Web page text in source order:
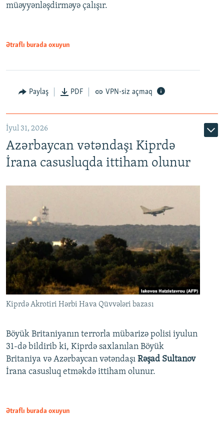
müəyyənləşdirməyə çalışır.
Ətraflı burada oxuyun
Paylaş PDF VPN-siz açmaq
İyul 31, 2026
Azərbaycan vətəndaşı Kiprdə
İrana casusluqda ittiham olunur
Kiprdə Akrotiri Hərbi Hava Qüvvələri bazası
Böyük Britaniyanın terrorla mübarizə polisi iyulun
31-də bildirib ki, Kiprdə saxlanılan Böyük
Britaniya və Azərbaycan vətəndaşı Rəşad Sultanov
İrana casusluq etməkdə ittiham olunur.
Ətraflı burada oxuyun